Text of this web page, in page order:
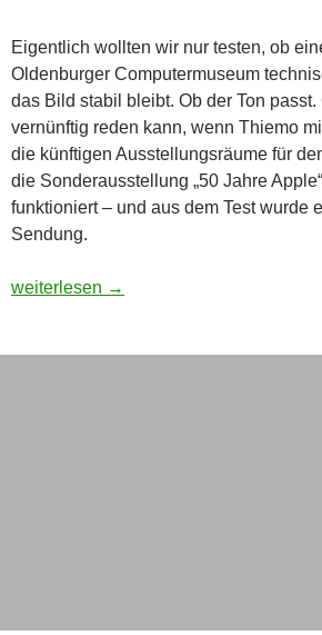
Eigentlich wollten wir nur testen, ob
Oldenburger Computermuseum
das Bild stabil bleibt. Ob der Ton
vernünftig reden kann, wenn Thiemo
die künftigen Ausstellungsräume für
die Sonderausstellung „50 Jahre
funktioniert – und aus dem Test wurde
Sendung.
50 Jahre Apple: Ein Techniktest wird
weiterlesen →